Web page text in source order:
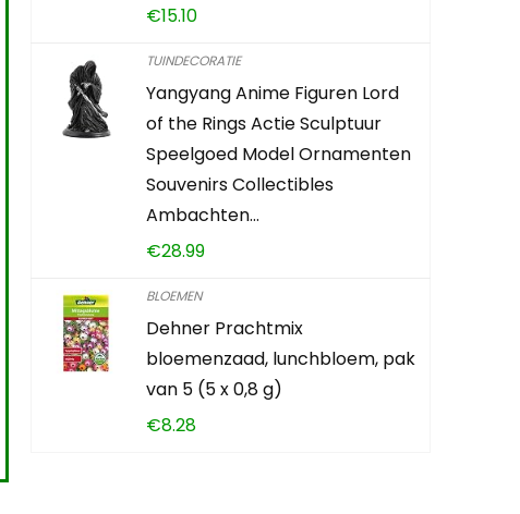
€15.10
TUINDECORATIE
Yangyang Anime Figuren Lord
of the Rings Actie Sculptuur
Speelgoed Model Ornamenten
Souvenirs Collectibles
Ambachten…
€28.99
BLOEMEN
Dehner Prachtmix
bloemenzaad, lunchbloem, pak
van 5 (5 x 0,8 g)
€8.28